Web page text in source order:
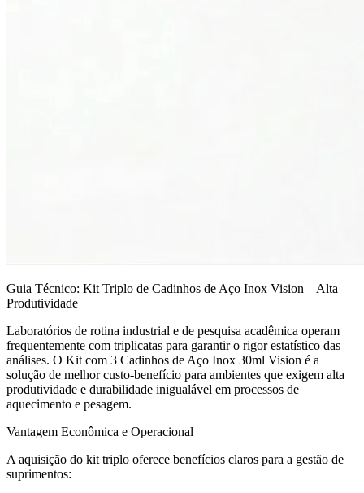
Guia Técnico: Kit Triplo de Cadinhos de Aço Inox Vision – Alta
Produtividade
Laboratórios de rotina industrial e de pesquisa acadêmica operam
frequentemente com triplicatas para garantir o rigor estatístico das
análises. O Kit com 3 Cadinhos de Aço Inox 30ml Vision é a
solução de melhor custo-benefício para ambientes que exigem alta
produtividade e durabilidade inigualável em processos de
aquecimento e pesagem.
Vantagem Econômica e Operacional
A aquisição do kit triplo oferece benefícios claros para a gestão de
suprimentos: